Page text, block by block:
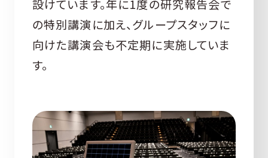
設けています。年に1度の研究報告会で
の特別講演に加え、グループスタッフに
向けた講演会も不定期に実施していま
す。